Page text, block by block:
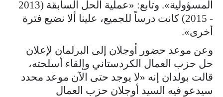
المسؤولية». وتابع: «عملية الحل السابقة (2013
- 2015) كانت درساً للجميع، علينا ألا نضيع فترة
أخرى».
وعن موعد حضور أوجلان إلى البرلمان لإعلان
حل حزب العمال الكردستاني وإلقاء أسلحته،
قالت بولدان إنه «لا يوجد حتى الآن موعد محدد
سيدعو فيه السيد أوجلان حزب العمال